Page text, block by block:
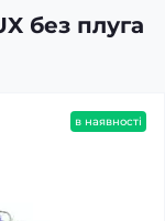
без плуга
в наявності